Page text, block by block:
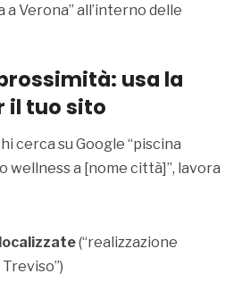
a Verona” all’interno delle
usa la
il tuo sito
cerca su Google “piscina
wellness a [nome città]”, lavora
(“realizzazione